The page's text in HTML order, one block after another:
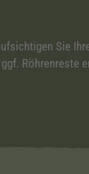
Sie
Röhrenreste